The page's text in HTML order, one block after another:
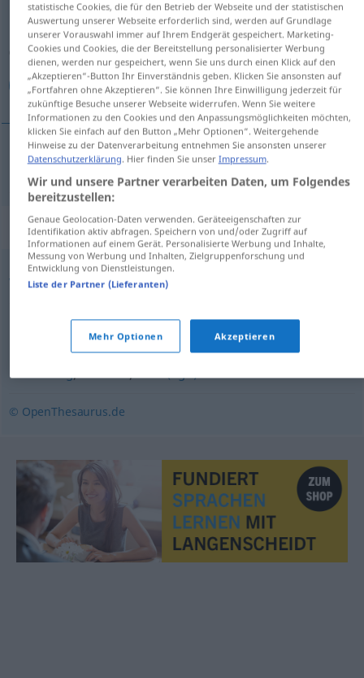
Übersicht aller Übersetzungen
(Für mehr Details die Übersetzung anklicken/antippen)
فوضى
فوضى [fauđaː]
Synonyme für "Chaos"
Wirren
(wilde) Mischung,Dschungel (fig.),Mischmasch (ugs.)
(wüstes / regelloses / wildes) Durcheinander,
Unordnung
© OpenThesaurus.de
statistische Cookies, die für den Betrieb der Webseite und der statistischen
Auswertung unserer Webseite erforderlich sind, werden auf Grundlage
unserer Vorauswahl immer auf Ihrem Endgerät gespeichert. Marketing-
Cookies und Cookies, die der Bereitstellung personalisierter Werbung
dienen, werden nur gespeichert, wenn Sie uns durch einen Klick auf den
„Akzeptieren“-Button Ihr Einverständnis geben. Klicken Sie ansonsten auf
„Fortfahren ohne Akzeptieren“. Sie können Ihre Einwilligung jederzeit für
zukünftige Besuche unserer Webseite widerrufen. Wenn Sie weitere
Informationen zu den Cookies und den Anpassungsmöglichkeiten möchten,
klicken Sie einfach auf den Button „Mehr Optionen“. Weitergehende
Hinweise zu der Datenverarbeitung entnehmen Sie ansonsten unserer
Datenschutzerklärung. Hier finden Sie unser Impressum.
Wir und unsere Partner verarbeiten Daten, um Folgendes
bereitzustellen:
Genaue Geolocation-Daten verwenden. Geräteeigenschaften zur
Identifikation aktiv abfragen. Speichern von und/oder Zugriff auf
Informationen auf einem Gerät. Personalisierte Werbung und Inhalte,
Messung von Werbung und Inhalten, Zielgruppenforschung und
Entwicklung von Dienstleistungen.
Liste der Partner (Lieferanten)
Mehr Optionen Akzeptieren